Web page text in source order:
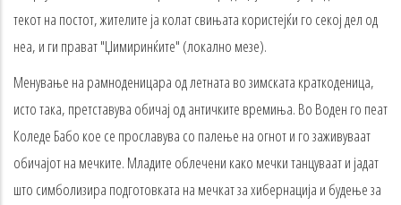
текот на постот, жителите ја колат свињата користејќи го секој дел од
неа, и ги прават "Џимиринќите" (локално мезе).
Менување на рамноденицара од летната во зимската краткоденица,
исто така, претставува обичај од античките времиња. Во Воден го пеат
Коледе Бабо кое се прославува со палење на огнот и го заживуваат
обичајот на мечките. Младите облечени како мечки танцуваат и јадат
што симболизира подготовката на мечкат за хибернација и будење за